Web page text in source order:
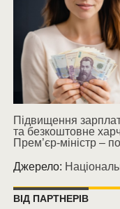
Підвищення
та безкоштовне
Прем’єр-міністр –
Джерело:
ВІД ПАРТНЕРІВ